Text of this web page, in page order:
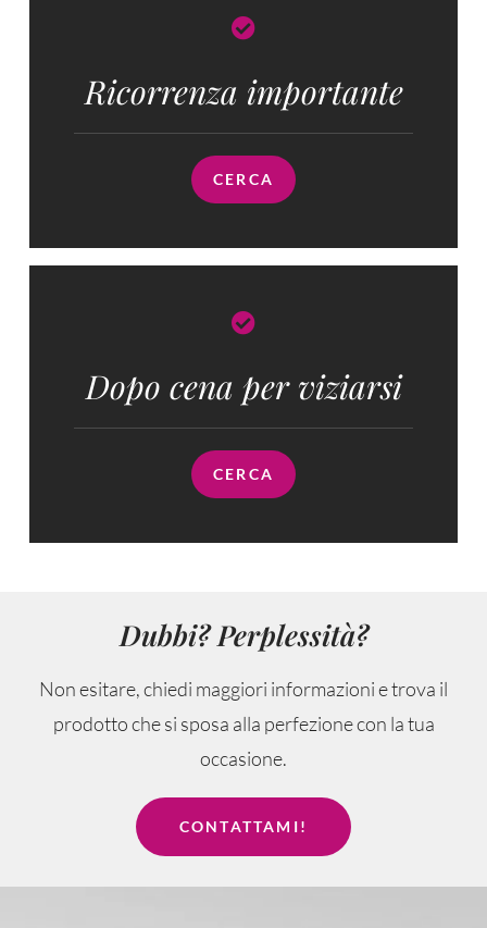
Ricorrenza importante
CERCA
Dopo cena per viziarsi
CERCA
Dubbi? Perplessità?
Non esitare, chiedi maggiori informazioni e trova il
prodotto che si sposa alla perfezione con la tua
occasione.
CONTATTAMI!